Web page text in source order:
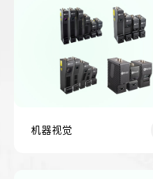
机器视觉